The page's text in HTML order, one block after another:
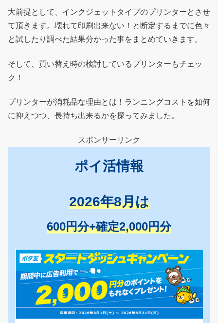
大前提として、インクジェットタイプのプリンターとさせ
て頂きます。壊れて印刷出来ない！と断定するまでに色々
と試したり調べた結果分かった事をまとめていきます。
そして、買い替え時の検討しているプリンターもチェッ
ク！
プリンターが消耗品な理由とは！ランニングコストを如何
に抑えつつ、長持ち出来るかを探ってみました。
スポンサーリンク
ポイ活情報
2026年8月は
600円分+確定2,000円分